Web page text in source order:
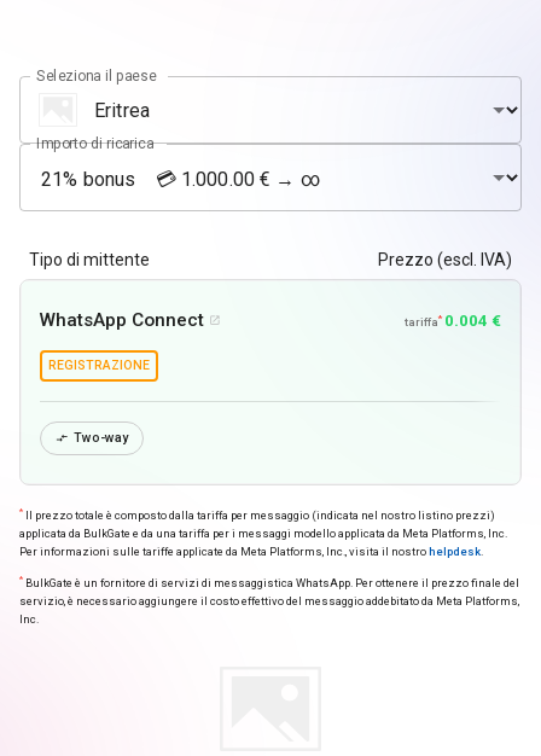
Seleziona il paese
Importo di ricarica
Tipo di mittente Prezzo (escl. IVA)
WhatsApp Connect  tariffa* 0.004 €
REGISTRAZIONE
 Two-way
*
Il prezzo totale è composto dalla tariffa per messaggio (indicata nel nostro listino prezzi)
applicata da BulkGate e da una tariffa per i messaggi modello applicata da Meta Platforms, Inc.
Per informazioni sulle tariffe applicate da Meta Platforms, Inc., visita il nostro helpdesk.
* BulkGate è un fornitore di servizi di messaggistica WhatsApp. Per ottenere il prezzo finale del
servizio, è necessario aggiungere il costo effettivo del messaggio addebitato da Meta Platforms,
Inc.